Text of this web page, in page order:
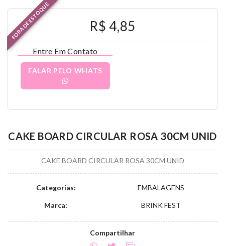
FORA DE ESTOQUE R$ 4,85
Entre Em Contato
FALAR PELO WHATS
CAKE BOARD CIRCULAR ROSA 30CM UNID
CAKE BOARD CIRCULAR ROSA 30CM UNID
Categorias: EMBALAGENS
Marca: BRINK FEST
Compartilhar